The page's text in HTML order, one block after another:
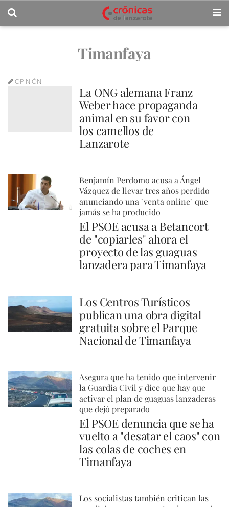
Timanfaya
OPINIÓN
La ONG alemana Franz
Weber hace propaganda
animal en su favor con
los camellos de
Lanzarote
Benjamín Perdomo acusa a Ángel
Vázquez de llevar tres años perdido
anunciando una "venta online" que
jamás se ha producido
El PSOE acusa a Betancort
de "copiarles" ahora el
proyecto de las guaguas
lanzadera para Timanfaya
Los Centros Turísticos
publican una obra digital
gratuita sobre el Parque
Nacional de Timanfaya
Asegura que ha tenido que intervenir
la Guardia Civil y dice que hay que
activar el plan de guaguas lanzaderas
que dejó preparado
El PSOE denuncia que se ha
vuelto a "desatar el caos" con
las colas de coches en
Timanfaya
Los socialistas también critican las